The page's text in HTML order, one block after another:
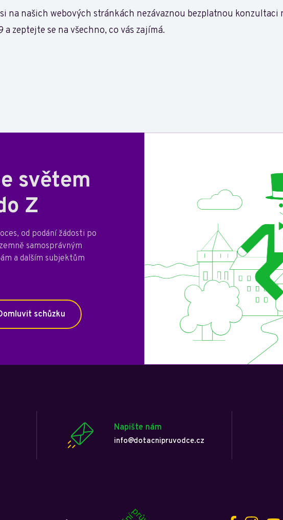
na našich webových stránkách nezávaznou bezplatnou konzultaci
zeptejte se na všechno, co vás zajímá.
světem
Z
od podání žádosti po
samosprávným
a dalším subjektům
schůzku
Napište nám
info@dotacnipruvodce.cz